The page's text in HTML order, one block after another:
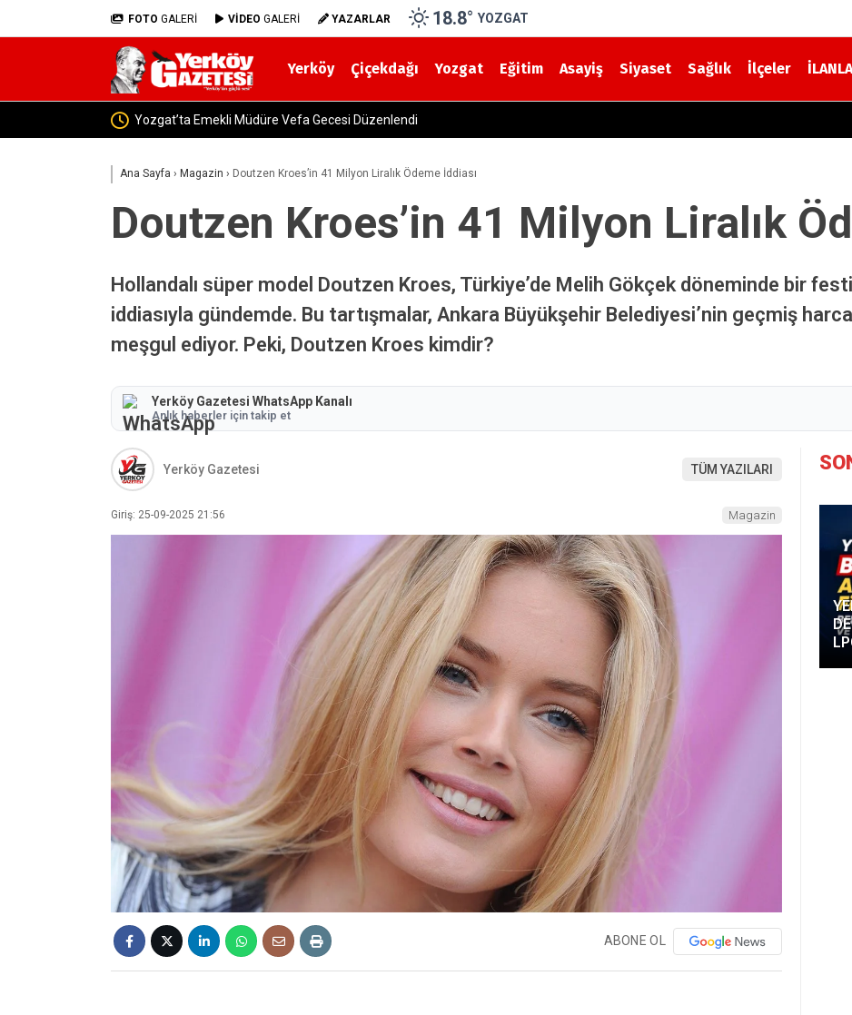
FOTO GALERİ VİDEO GALERİ YAZARLAR 18.8° YOZGAT
Yerköy Çiçekdağı Yozgat Eğitim Asayiş Siyaset Sağlık İlçeler
Yozgat-Yerköy Yolunda Korkutan Kaza! Yolcu Otobüsü ile Traktör Çarpıştı
Ana Sayfa › Magazin › Doutzen Kroes’in 41 Milyon Liralık Ödeme İddiası
Doutzen Kroes’in 41 Milyon Liralık
Hollandalı süper model Doutzen Kroes, Türkiye’de Melih Gökçek döneminde bir
iddiasıyla gündemde. Bu tartışmalar, Ankara Büyükşehir Belediyesi’nin geçmiş
meşgul ediyor. Peki, Doutzen Kroes kimdir?
Yerköy Gazetesi WhatsApp Kanalı
Anlık haberler için takip et
Yerköy Gazetesi TÜM YAZILARI
Giriş: 25-09-2025 21:56 Magazin
ABONE OL